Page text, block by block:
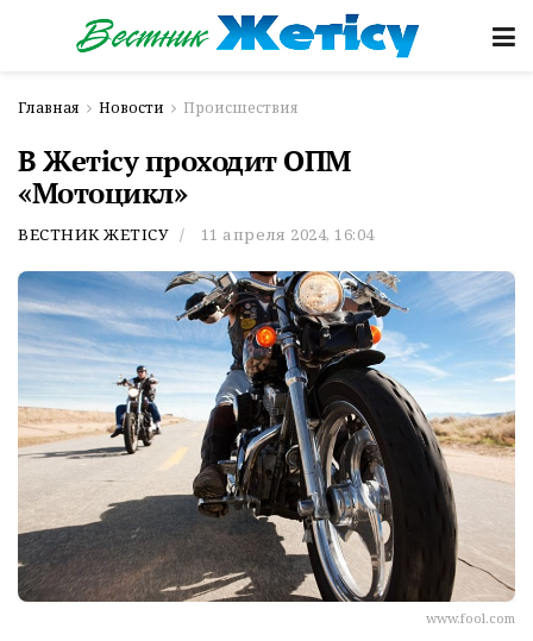
Главная Новости Происшествия
В Жетісу проходит ОПМ
«Мотоцикл»
ВЕСТНИК ЖЕТІСУ 11 апреля 2024, 16:04
www.fool.com